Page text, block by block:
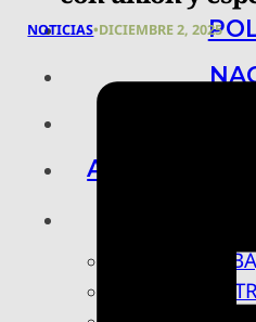
ARTE,
NOTICIAS•DICIEMBRE 2, 2025